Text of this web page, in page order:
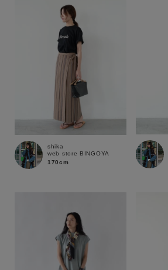
キーワード
MENS
shika
web store BINGOYA
170cm